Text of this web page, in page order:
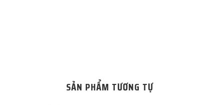
SẢN PHẨM TƯƠNG TỰ